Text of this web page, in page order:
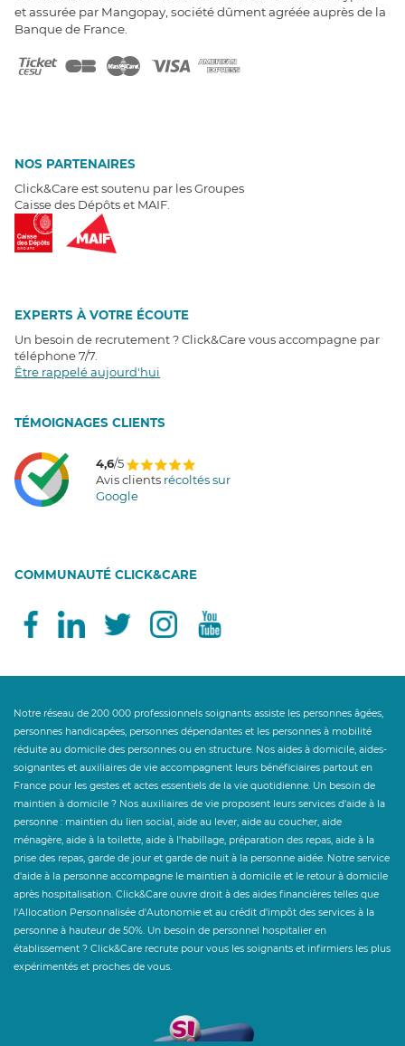
et assurée par Mangopay, société dûment agréée auprès de la
Banque de France.
NOS PARTENAIRES
Click&Care est soutenu par les Groupes
Caisse des Dépôts et MAIF.
EXPERTS À VOTRE ÉCOUTE
Un besoin de recrutement ? Click&Care vous accompagne par
téléphone 7/7
Être rappelé aujourd'hui
TÉMOIGNAGES CLIENTS
4,6/5
Avis clients récoltés sur
Google
COMMUNAUTÉ CLICK&CARE
Notre réseau de 200 000 professionnels soignants assiste les personnes âgées,
personnes handicapées, personnes dépendantes et les personnes à mobilité
réduite au domicile des personnes ou en structure. Nos aides à domicile, aides-
soignantes et auxiliaires de vie accompagnent leurs bénéficiaires partout en
France pour les gestes et actes essentiels de la vie quotidienne. Un besoin de
maintien à domicile ? Nos auxiliaires de vie proposent leurs services d'aide à la
personne : maintien du lien social, aide au lever, aide au coucher, aide
ménagère, aide à la toilette, aide à l'habillage, préparation des repas, aide à la
prise des repas, garde de jour et garde de nuit à la personne aidée. Notre service
d'aide à la personne accompagne le maintien à domicile et le retour à domicile
après hospitalisation. Click&Care ouvre droit à des aides financières telles que
l'Allocation Personnalisée d'Autonomie et au crédit d'impôt des services à la
personne à hauteur de 50%. Un besoin de personnel hospitalier en
établissement ? Click&Care recrute pour vous les soignants et infirmiers les plus
expérimentés et proches de vous.